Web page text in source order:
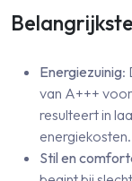
Energiezuinig:
van A+++
resulteert in
energiekosten.
Stil en